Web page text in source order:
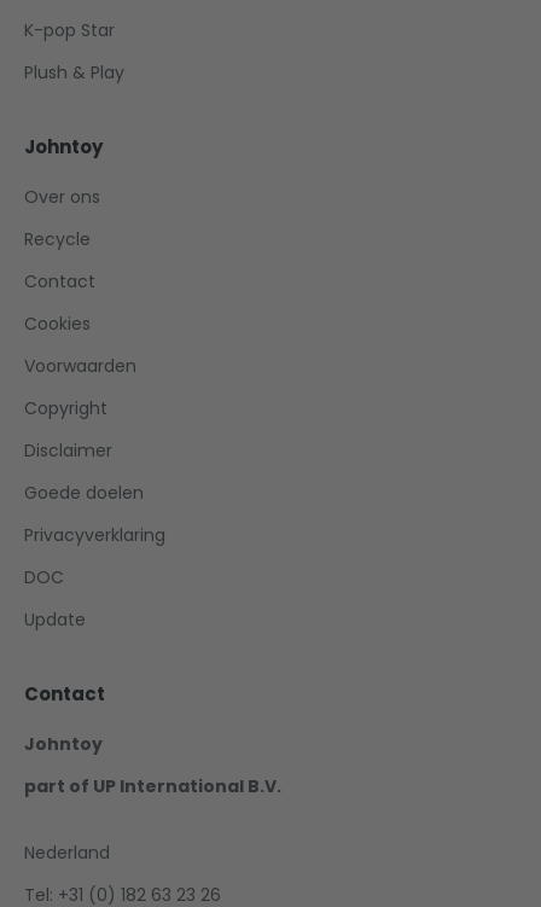
K-pop Star
Plush & Play
Johntoy
Over ons
Recycle
Contact
Cookies
Voorwaarden
Copyright
Disclaimer
Goede doelen
Privacyverklaring
DOC
Update
Contact
Johntoy
part of UP International B.V.
Nederland
Tel: +31 (0) 182 63 23 26